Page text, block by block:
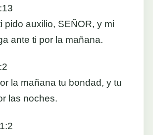
pido auxilio, SEÑOR, y mi
ante ti por la mañana.
la mañana tu bondad, y tu
las noches.